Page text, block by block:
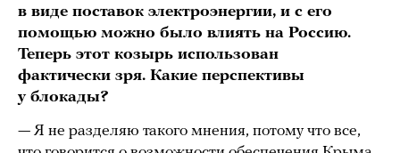
в виде поставок электроэнергии, и с его
помощью можно было влиять на Россию.
Теперь этот козырь использован
фактически зря. Какие перспективы
у блокады?
— Я не разделяю такого мнения, потому что все,